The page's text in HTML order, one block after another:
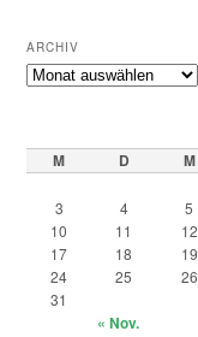
ARCHIV
Archiv
M D M
3
4 5
10
11 12
17
18 19
24
25 26
31
« Nov.